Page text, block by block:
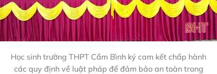
Học sinh trường THPT Cẩm Bình ký cam kết chấp hành
các quy định về luật pháp để đảm bảo an toàn trong